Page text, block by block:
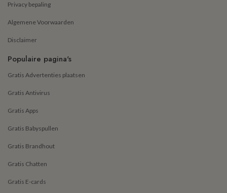
Privacy bepaling
Algemene Voorwaarden
Disclaimer
Populaire pagina's
Gratis Advertenties plaatsen
Gratis Antivirus
Gratis Apps
Gratis Babyspullen
Gratis Brandhout
Gratis Chatten
Gratis E-cards